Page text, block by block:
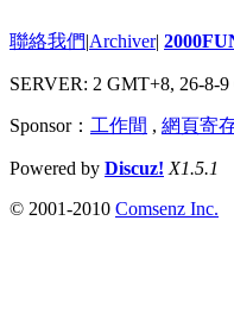
聯絡我們|Archiver|
SERVER: 2 GMT+8, 26-8-9
Sponsor： 工作間 , 網頁寄
Powered by Discuz! X1.5.1
© 2001-2010 Comsenz Inc.